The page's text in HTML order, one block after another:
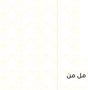
ايس كريم كيتو بالشيكولاتة 180 مل من